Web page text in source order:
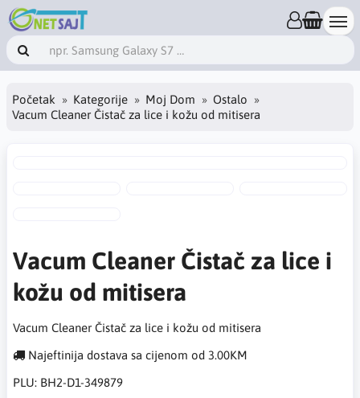
Početak Kategorije Moj Dom
Ostalo
Vacum Cleaner Čistač za lice i kožu od mitisera
Vacum Cleaner Čistač za lice i
kožu od mitisera
Vacum Cleaner Čistač za lice i kožu od mitisera
Najeftinija dostava sa cijenom od 3.00KM
PLU: BH2-D1-349879